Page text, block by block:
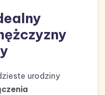
urodziny